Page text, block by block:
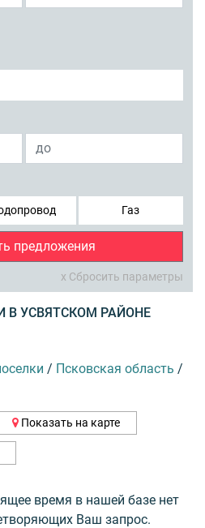
Газ
предложения
x Сбросить параметры
В УСВЯТСКОМ РАЙОНЕ
/ Псковская область /
Показать на карте
время в нашей базе нет
Ваш запрос.